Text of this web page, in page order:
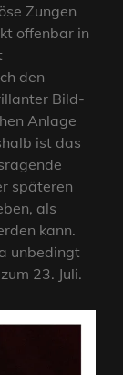
Zungen
offenbar in
den
Bild-
Anlage
ist das
späteren
als
kann.
unbedingt
23. Juli.